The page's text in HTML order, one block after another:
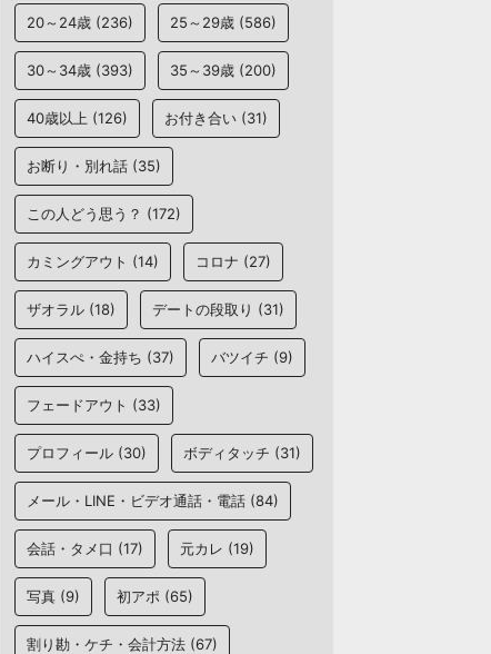
20～24歳 (236) 25～29歳 (586)
30～34歳 (393) 35～39歳 (200)
40歳以上 (126) お付き合い (31)
お断り・別れ話 (35)
この人どう思う？ (172)
カミングアウト (14) コロナ (27)
ザオラル (18) デートの段取り (31)
ハイスぺ・金持ち (37) バツイチ (9)
フェードアウト (33)
プロフィール (30) ボディタッチ (31)
メール・LINE・ビデオ通話・電話 (84)
会話・タメ口 (17) 元カレ (19)
写真 (9) 初アポ (65)
割り勘・ケチ・会計方法 (67)